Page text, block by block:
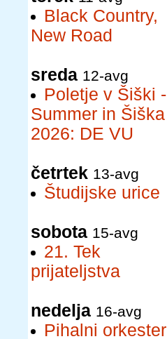
Black Country,
New Road
sreda 12-avg
Poletje v Šiški -
Summer in Šiška
2026: DE VU
četrtek 13-avg
Študijske urice
sobota 15-avg
21. Tek
prijateljstva
nedelja 16-avg
Pihalni orkester